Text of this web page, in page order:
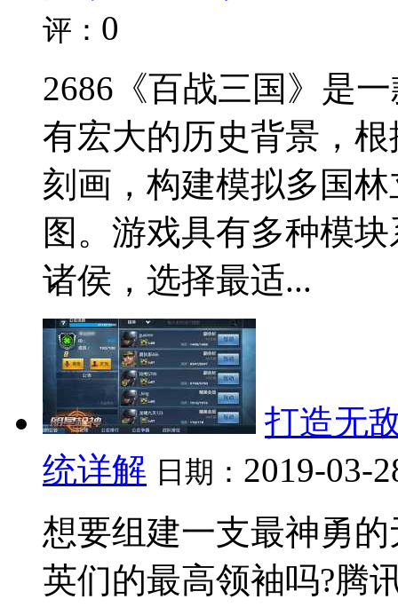
评： 0
2686《百战三国》是
有宏大的历史背景，
刻画，构建模拟多国
图。游戏具有多种模
诸侯，选择最适...
打造无
统详解 日期： 2019-03-
想要组建一支最神勇
英们的最高领袖吗?腾